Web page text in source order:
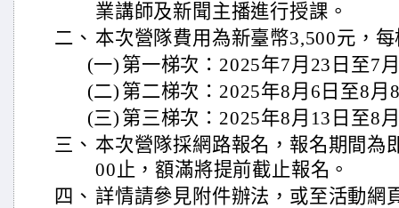
業講師及新聞主播進行授課。
二、 本次營隊費用為新臺幣3,500元，
(一) 第一梯次：2025年7月23日至7
(二) 第二梯次：2025年8月6日至8月
(三) 第三梯次：2025年8月13日至8
三、 本次營隊採網路報名，報名期間為
00止，額滿將提前截止報名。
四、 詳情請參見附件辦法，或至活動網